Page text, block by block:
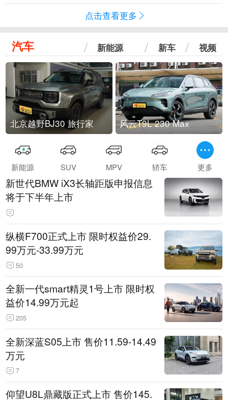
点击查看更多
汽车 新能源 新车 视频
北京越野BJ30 旅行家 风云T9L 230 Max
新能源 SUV MPV 轿车 更多
新世代BMW iX3长轴距版申报信息
将于下半年上市
纵横F700正式上市 限时权益价29.
99万元-33.99万元
50
全新一代smart精灵1号上市 限时权
益价14.99万元起
205
全新深蓝S05上市 售价11.59-14.49
万元
7
仰望U8L鼎藏版正式上市 售价145.